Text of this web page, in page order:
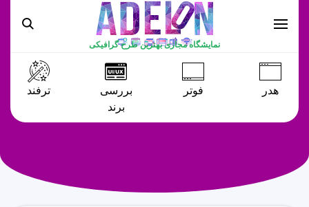
نمایشگاه مجازی بهترین طرح گرافیکی
هدر فوتر
بررسی
برند
ترفند